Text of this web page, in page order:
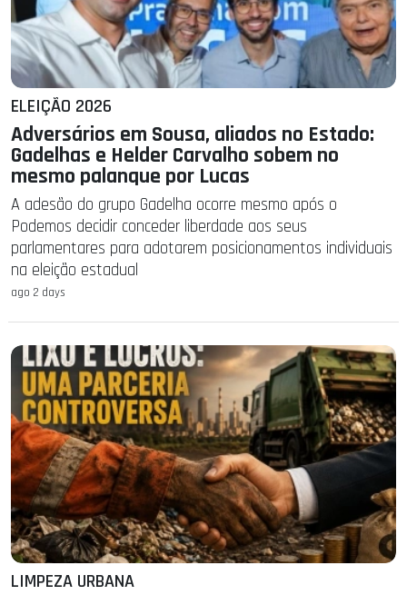
ELEIÇÃO 2026
Adversários em Sousa, aliados no Estado:
Gadelhas e Helder Carvalho sobem no
mesmo palanque por Lucas
A adesão do grupo Gadelha ocorre mesmo após o
Podemos decidir conceder liberdade aos seus
parlamentares para adotarem posicionamentos individuais
na eleição estadual
ago 2 days
LIMPEZA URBANA